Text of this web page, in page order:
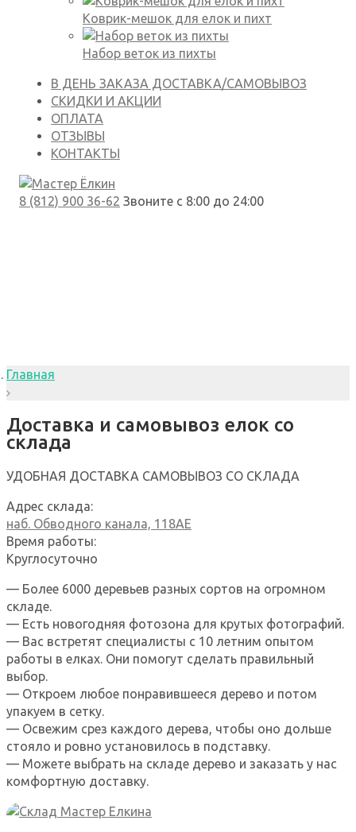
Коврик-мешок для елок и пихт
Набор веток из пихты
В ДЕНЬ ЗАКАЗА ДОСТАВКА/САМОВЫВОЗ
СКИДКИ И АКЦИИ
ОПЛАТА
ОТЗЫВЫ
КОНТАКТЫ
8 (812) 900 36-62 Звоните с 8:00 до 24:00
Главная
Доставка и самовывоз елок со
склада
УДОБНАЯ ДОСТАВКА САМОВЫВОЗ СО СКЛАДА
Адрес склада:
наб. Обводного канала, 118АЕ
Время работы:
Круглосуточно
— Более 6000 деревьев разных сортов на огромном
складе.
— Есть новогодняя фотозона для крутых фотографий.
— Вас встретят специалисты с 10 летним опытом
работы в елках. Они помогут сделать правильный
выбор.
— Откроем любое понравившееся дерево и потом
упакуем в сетку.
— Освежим срез каждого дерева, чтобы оно дольше
стояло и ровно установилось в подставку.
— Можете выбрать на складе дерево и заказать у нас
комфортную доставку.